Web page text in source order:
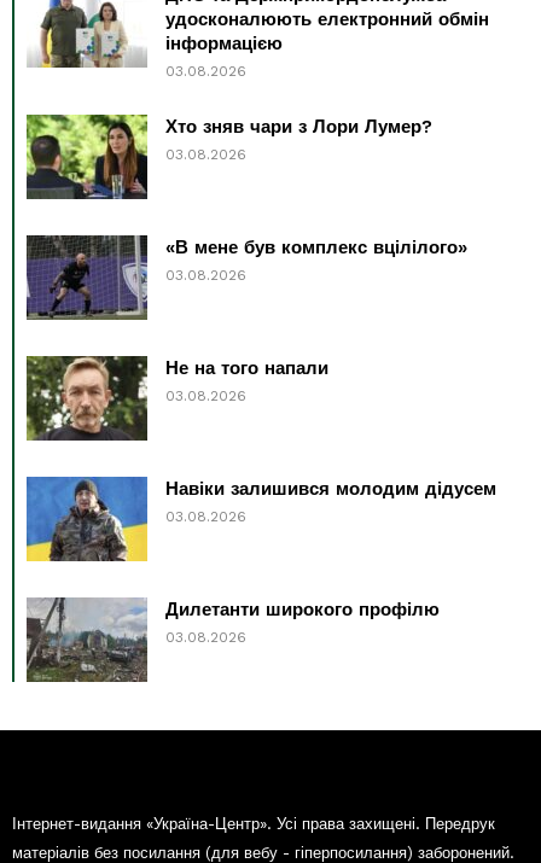
удосконалюють електронний обмін
інформацією
03.08.2026
Хто зняв чари з Лори Лумер?
03.08.2026
«В мене був комплекс вцілілого»
03.08.2026
Не на того напали
03.08.2026
Навіки залишився молодим дідусем
03.08.2026
Дилетанти широкого профілю
03.08.2026
Інтернет-видання «Україна-Центр». Усі права захищені. Передрук
матеріалів без посилання (для вебу - гіперпосилання) заборонений.